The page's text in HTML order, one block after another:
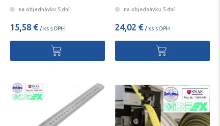
na objednávku 5 dní
15,58 € / ks s DPH
na objednávku 5 dní
24,02 € / ks s DPH